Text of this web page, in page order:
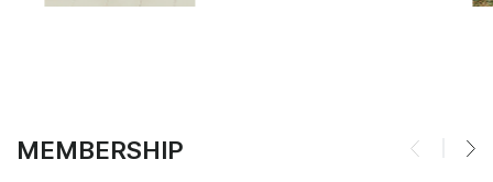
MEMBERSHIP